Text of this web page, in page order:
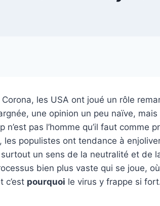
les USA ont joué un rôle
une opinion un peu naїve,
n’est pas l’homme qu’il faut comme
les populistes ont tendance à
un sens de la neutralité et de
bien plus vaste qui se joue,
c’est pourquoi le virus y frappe si